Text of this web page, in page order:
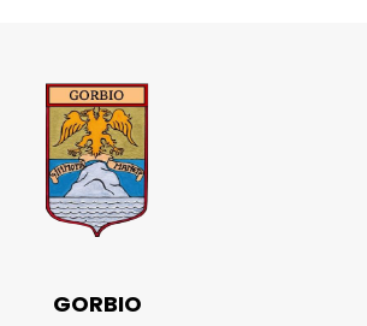
GORBIO